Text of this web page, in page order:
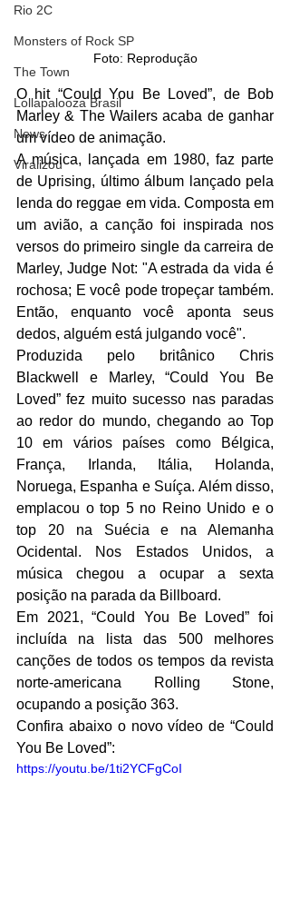
Rio 2C
Monsters of Rock SP
The Town
Lollapalooza Brasil
News
Viralizou
Foto: Reprodução
O hit “Could You Be Loved”, de Bob
Marley & The Wailers acaba de ganhar
um vídeo de animação.
A música, lançada em 1980, faz parte
de Uprising, último álbum lançado pela
lenda do reggae em vida. Composta em
um avião, a canção foi inspirada nos
versos do primeiro single da carreira de
Marley, Judge Not: "A estrada da vida é
rochosa; E você pode tropeçar também.
Então, enquanto você aponta seus
dedos, alguém está julgando você".
Produzida pelo britânico Chris
Blackwell e Marley, “Could You Be
Loved” fez muito sucesso nas paradas
ao redor do mundo, chegando ao Top
10 em vários países como Bélgica,
França, Irlanda, Itália, Holanda,
Noruega, Espanha e Suíça. Além disso,
emplacou o top 5 no Reino Unido e o
top 20 na Suécia e na Alemanha
Ocidental. Nos Estados Unidos, a
música chegou a ocupar a sexta
posição na parada da Billboard.
Em 2021, “Could You Be Loved” foi
incluída na lista das 500 melhores
canções de todos os tempos da revista
norte-americana Rolling Stone,
ocupando a posição 363.
Confira abaixo o novo vídeo de “Could
You Be Loved”:
https://youtu.be/1ti2YCFgCoI